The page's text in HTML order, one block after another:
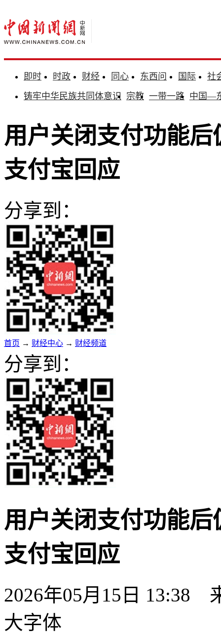
即时 时政 财经 同心 东西问 国际
社
铸牢中华民族共同体意识 宗教 一带一路 中国—
用户关闭支付功能
支付宝回应
分享到：
首页 → 财经中心 → 财经频道
分享到：
用户关闭支付功能
支付宝回应
2026年05月15日 13:38
大字体